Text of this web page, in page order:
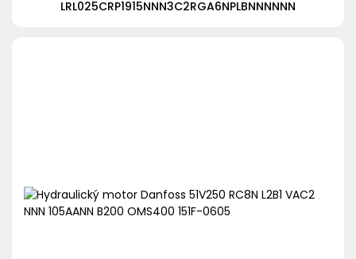
LRL025CRP1915NNN3C2RGA6NPLBNNNNNN